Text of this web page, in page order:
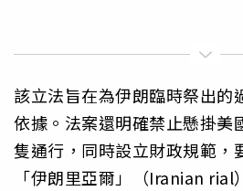
該立法旨在為伊朗臨時祭出的
依據。法案還明確禁止懸掛美
隻通行，同時設立財政規範，
「伊朗里亞爾」（Iranian rial